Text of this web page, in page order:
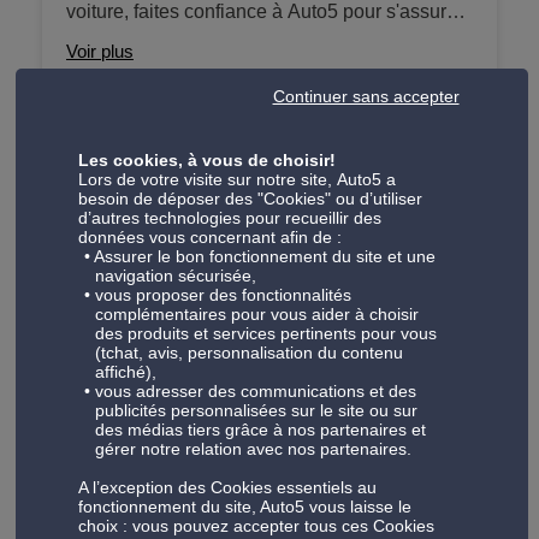
véhicules plus agés, nous travaillons avec des
forfaits d'entretien comprenant la vidange, le
nécessaire) ainsi de nombreux points de
route sereinement.
voiture, faites confiance à Auto5 pour s'assurer
de son bon fonctionnement. Nous travaillons
avec différents forfaits à partir pour la recharge
en gaz, l'entretien complet ainsi que des
services pour les véhicules dotés de l'ancien
gaz airco (R134a), interdit après 2017, et le
nouveau gaz (R1234YF) introduit sur certains
véhicules dès 2013.
Voir plus
Check-up
Nos forfaits check-up visent à vérifier tous les
composants importants du véhicule afin que
vous puissiez prendre la route en toute
sérénité. Nos techniciens qualifiés examineront
soigneusement votre véhicule et veillent à ce
qu'il soit dans un état optimal. De la vérification
des freins à l'état des amortisseurs à la
fonctionnalité de l'éclairage - nous prenons soin
de chaque détail afin qu'ils puissent être en
toute sécurité et fiables.
Voir plus
Freinage
Les freins sont l'un des systèmes de sécurité
les plus importants de votre véhicule. Nous
offrons des prestations de freinage complètes,
allant du changement des plaquettes de frein,
Voir plus
Les cookies, à vous de choisir!
Lors de votre visite sur notre site, Auto5 a
besoin de déposer des "Cookies" ou d’utiliser
d’autres technologies pour recueillir des
données vous concernant afin de :
Assurer le bon fonctionnement du site et une
navigation sécurisée,
vous proposer des fonctionnalités
complémentaires pour vous aider à choisir
des produits et services pertinents pour vous
(tchat, avis, personnalisation du contenu
affiché),
vous adresser des communications et des
publicités personnalisées sur le site ou sur
des médias tiers grâce à nos partenaires et
gérer notre relation avec nos partenaires.
A l’exception des Cookies essentiels au
fonctionnement du site, Auto5 vous laisse le
choix : vous pouvez accepter tous ces Cookies
Continuer sans accepter